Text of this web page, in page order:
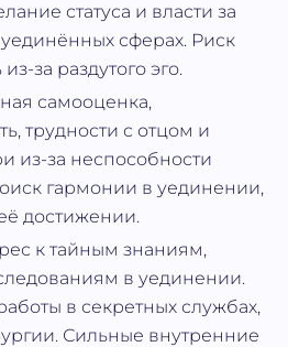
статуса и власти за
сферах. Риск
за раздутого эго.
самооценка,
трудности с отцом и
из-за неспособности
гармонии в уединении,
достижении.
к тайным знаниям,
в уединении.
в секретных службах,
Сильные внутренние